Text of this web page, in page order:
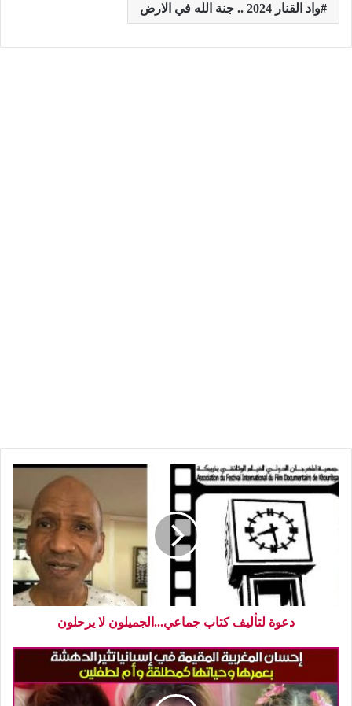
واد القنار 2024 .. جنة الله في الارض
دعوة لتأليف كتاب جماعي...الجميلون لا يرحلون